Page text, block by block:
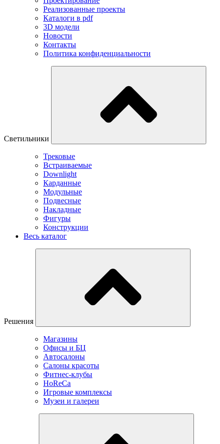
Реализованные проекты
Каталоги в pdf
3D модели
Новости
Контакты
Политика конфиденциальности
Светильники
Трековые
Встраиваемые
Downlight
Карданные
Модульные
Подвесные
Накладные
Фигуры
Конструкции
Весь каталог
Решения
Магазины
Офисы и БЦ
Автосалоны
Салоны красоты
Фитнес-клубы
HoReCa
Игровые комплексы
Музеи и галереи